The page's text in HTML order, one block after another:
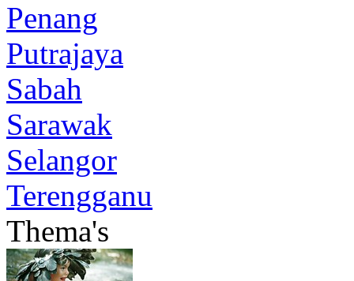
Penang
Putrajaya
Sabah
Sarawak
Selangor
Terengganu
Thema's